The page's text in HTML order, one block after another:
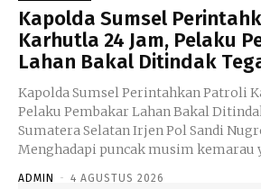
Kapolda Sumsel
Karhutla 24 Jam, Pelaku
Lahan Bakal Ditindak
Kapolda Sumsel Perintahkan Patroli
Pelaku Pembakar Lahan Bakal Ditindak
Sumatera Selatan Irjen Pol Sandi Nugroho
Menghadapi puncak musim kemarau
ADMIN - 4 AGUSTUS 2026